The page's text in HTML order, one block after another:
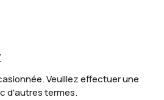
Veuillez effectuer une
d'autres termes.